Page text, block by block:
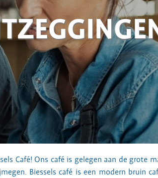
Café! Ons café is gelegen aan de grote
Biessels café is een modern bruin